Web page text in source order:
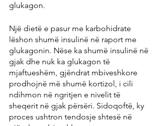
glukagon.
Një dietë e pasur me karbohidrate
lëshon shumë insulinë në raport me
glukagonin. Nëse ka shumë insulinë në
gjak dhe nuk ka glukagon të
mjaftueshëm, gjëndrat mbiveshkore
prodhojnë më shumë kortizol, i cili
ndihmon në ngritjen e nivelit të
sheqerit në gjak përsëri. Sidoqoftë, ky
proces ushtron tendosje shtesë në